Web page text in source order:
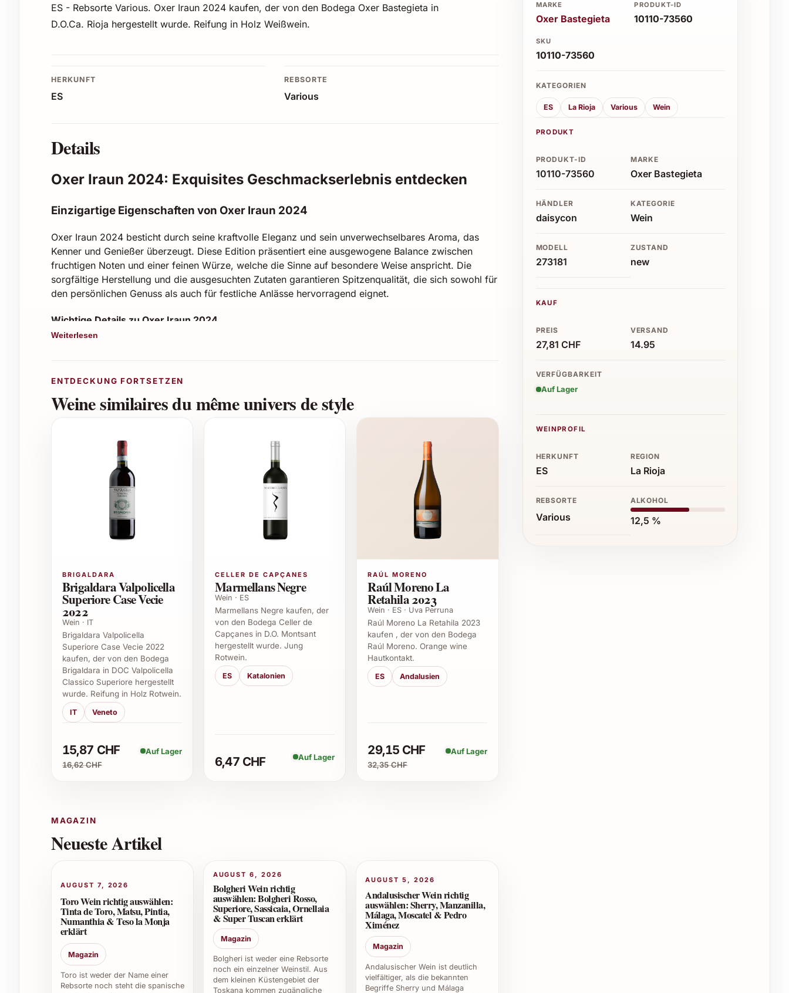
ES - Rebsorte Various. Oxer Iraun 2024 kaufen, der von den Bodega Oxer Bastegieta in
D.O.Ca. Rioja hergestellt wurde. Reifung in Holz Weißwein.
HERKUNFT
ES
REBSORTE
Various
Details
Oxer Iraun 2024: Exquisites Geschmackserlebnis entdecken
Einzigartige Eigenschaften von Oxer Iraun 2024
Oxer Iraun 2024 besticht durch seine kraftvolle Eleganz und sein unverwechselbares Aroma, das
Kenner und Genießer überzeugt. Diese Edition präsentiert eine ausgewogene Balance zwischen
fruchtigen Noten und einer feinen Würze, welche die Sinne auf besondere Weise anspricht. Die
sorgfältige Herstellung und die ausgesuchten Zutaten garantieren Spitzenqualität, die sich sowohl für
den persönlichen Genuss als auch für festliche Anlässe hervorragend eignet.
Wichtige Details zu Oxer Iraun 2024
Elegante Flasche mit ansprechendem Design, ideal für Geschenke
Oxer Iraun 2024 ist ein vielseitiges Genussmittel, das sich perfekt für diverse Gelegenheiten eignet.
Ob zum gemütlichen Abend zu Hause, als Highlight bei Familienfesten oder zur stilvollen Abrundung
von Firmenevents – der edle Charakter macht ihn überall zum Star.
Feierliche Anlässe wie Geburtstage, Hochzeiten oder Jubiläen
Weihnachts- und Silvesterfeiern mit Freunden und Familie
Sommerfeste und Grillabende
Weinkeller und private Sammlungen als wertvolle Ergänzung
Einfach geniessen und verschenken
Oxer Iraun 2024 entfaltet seine ganze Faszination am besten bei einer Temperatur von 16 bis 18
Grad Celsius. Das elegante Flaschendesign macht es zu einem exquisiten Geschenk, mit dem Sie bei
jedem Anlass punkten. Ob als Dankeschön im beruflichen Umfeld oder als Überraschung für Freunde
und Familie – dieses Geschmackserlebnis bleibt unvergesslich.
Häufig gestellte Fragen zu Oxer Iraun 2024
Oxer Iraun 2024 zeichnet sich durch die limitierte Auflage, hochwertige Zutaten und eine
aussergewöhnliche Geschmacksvielfalt aus, die mit liebevoller Handwerkskunst hergestellt wird.
Am besten geniessen Sie Oxer Iraun 2024 leicht gekühlt bei 16-18 Grad Celsius. Dadurch kommen
die fruchtigen und würzigen Aromen optimal zur Geltung.
Zu welchen Gelegenheiten passt Oxer Iraun 2024?
Oxer Iraun 2024 eignet sich hervorragend für festliche Anlässe, stilvolle Dinner, Familienfeiern und
Firmenevents. Auch als Geschenk zum Geburtstag oder zu Weihnachten macht es stets eine gute
Figur.
Kann Oxer Iraun 2024 gelagert werden?
Ja, bei kühler, dunkler und konstanter Lagerung behält Oxer Iraun 2024 seinen Geschmack über
Weiterlesen
ENTDECKUNG FORTSETZEN
Weine similaires du même univers de style
BRIGALDARA
Brigaldara Valpolicella
Superiore Case Vecie
2022
Wein · IT
Brigaldara Valpolicella
Superiore Case Vecie 2022
kaufen, der von den Bodega
Brigaldara in DOC Valpolicella
Classico Superiore hergestellt
wurde. Reifung in Holz Rotwein.
IT Veneto
15,87 CHF
16,62 CHF
Auf Lager
CELLER DE CAPÇANES
Marmellans Negre
Wein · ES
Marmellans Negre kaufen, der
von den Bodega Celler de
Capçanes in D.O. Montsant
hergestellt wurde. Jung
Rotwein.
ES Katalonien
6,47 CHF Auf Lager
RAÚL MORENO
Raúl Moreno La
Retahila 2023
Wein · ES · Uva Perruna
Raúl Moreno La Retahila 2023
kaufen , der von den Bodega
Raúl Moreno. Orange wine
Hautkontakt.
ES Andalusien
29,15 CHF
32,35 CHF
Auf Lager
MAGAZIN
Neueste Artikel
AUGUST 7, 2026
Toro Wein richtig auswählen:
Tinta de Toro, Matsu, Pintia,
Numanthia & Teso la Monja
erklärt
Magazin
Toro ist weder der Name einer
Rebsorte noch steht die spanische
AUGUST 6, 2026
Bolgheri Wein richtig
auswählen: Bolgheri Rosso,
Superiore, Sassicaia, Ornellaia
& Super Tuscan erklärt
Magazin
Bolgheri ist weder eine Rebsorte
noch ein einzelner Weinstil. Aus
dem kleinen Küstengebiet der
Toskana kommen zugängliche
AUGUST 5, 2026
Andalusischer Wein richtig
auswählen: Sherry, Manzanilla,
Málaga, Moscatel & Pedro
Ximénez
Magazin
Andalusischer Wein ist deutlich
vielfältiger, als die bekannten
Begriffe Sherry und Málaga
MARKE
Oxer Bastegieta
PRODUKT-ID
10110-73560
SKU
10110-73560
KATEGORIEN
ES La Rioja Various Wein
PRODUKT
PRODUKT-ID
10110-73560
MARKE
Oxer Bastegieta
HÄNDLER
daisycon
KATEGORIE
Wein
MODELL
273181
ZUSTAND
new
KAUF
PREIS
27,81 CHF
VERSAND
14.95
VERFÜGBARKEIT
Auf Lager
WEINPROFIL
HERKUNFT
ES
REGION
La Rioja
REBSORTE
Various
ALKOHOL
12,5 %